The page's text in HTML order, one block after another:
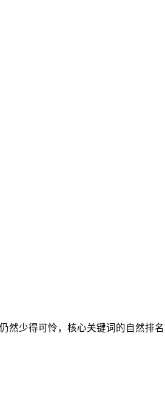
然少得可怜，核心关键词的自然排名